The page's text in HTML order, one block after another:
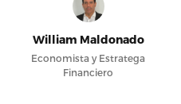
William Maldonado
Economista y Estratega
Financiero